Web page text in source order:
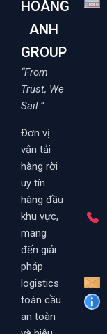
HOÀNG
ANH
GROUP
“From
Trust, We
Sail.”
Đơn vị
vận tải
hàng rời
uy tín
hàng đầu
khu vực,
mang
đến giải
pháp
logistics
toàn cầu
an toàn